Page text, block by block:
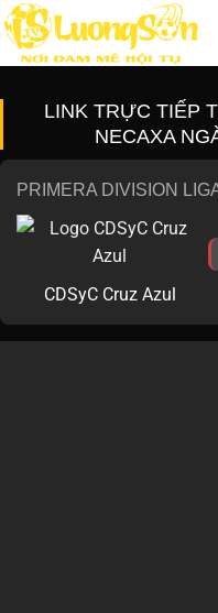
LINK TRỰC TIẾP
NECAXA
PRIMERA DIVISION
CDSyC Cruz Azul